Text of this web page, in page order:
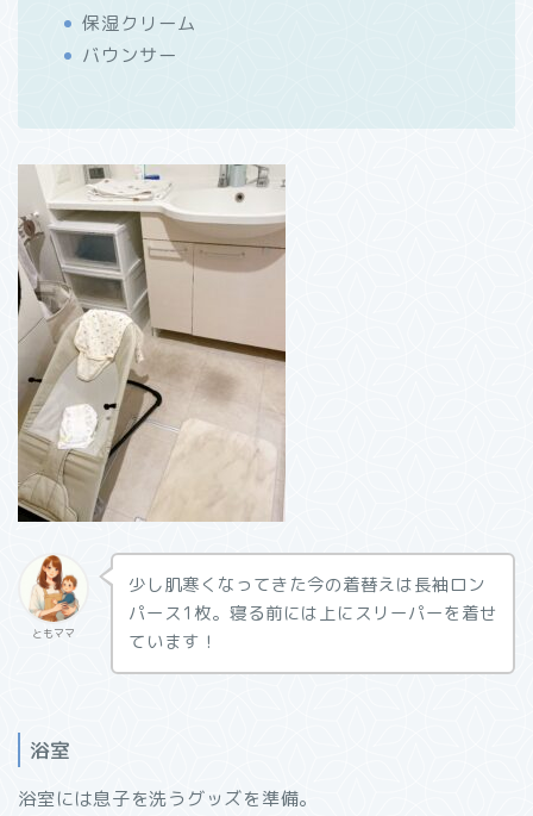
保湿クリーム
バウンサー
ともママ
少し肌寒くなってきた今の着替えは長袖ロン
パース1枚。寝る前には上にスリーパーを着せ
ています！
浴室
浴室には息子を洗うグッズを準備。